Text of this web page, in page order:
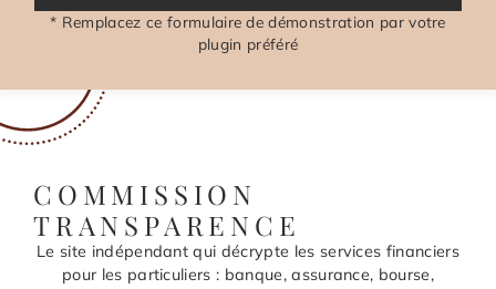
* Remplacez ce formulaire de démonstration par votre
plugin préféré
COMMISSION
TRANSPARENCE
Le site indépendant qui décrypte les services financiers
pour les particuliers : banque, assurance, bourse,